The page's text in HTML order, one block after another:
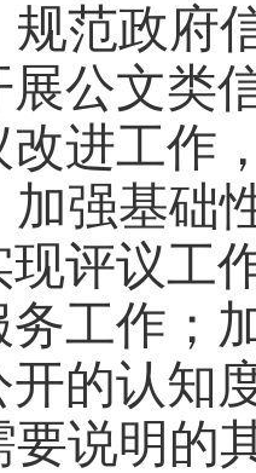
规范政
展公文类
进工作
加强基
评议工
务工作；
开的认知
要说明的